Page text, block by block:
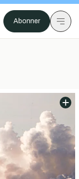
Abonner